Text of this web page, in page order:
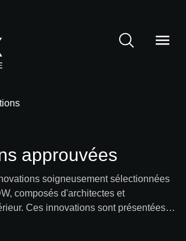
approuvées
soigneusement sélectionnées
composés d'architectes et
Ces innovations sont présentées
en direct lors de nos événements et